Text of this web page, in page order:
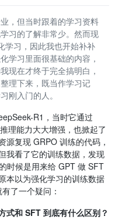
，但当时跟着的学习资料
习的了解非常少。然而现
学习，因此我也开始补补
学习里面很基础的内容，
现在才终于完全搞明白，
理下来，既当作学习记
刚入门的人。
R1，当时它通过
理能力大大增强，也掀起了
源复现 GRPO 训练的代码，
我看了它的训练数据，发现
时候是用来给 GPT 做 SFT
本以为强化学习的训练数据
了一个疑问：
式和 SFT 到底有什么区别？